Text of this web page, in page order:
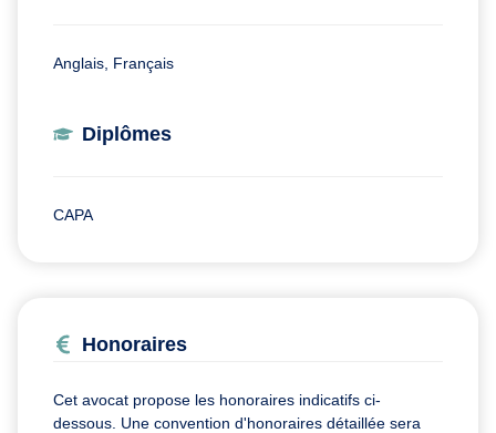
Anglais, Français
Diplômes
CAPA
Honoraires
Cet avocat propose les honoraires indicatifs ci-
dessous. Une convention d'honoraires détaillée sera